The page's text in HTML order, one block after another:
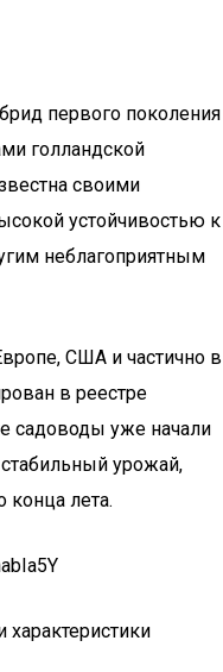
первого поколения
голландской
своими
устойчивостью к
неблагоприятным
США и частично в
в реестре
садоводы уже начали
урожай,
конца лета.
характеристики